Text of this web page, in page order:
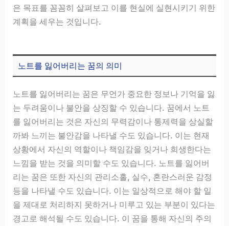
은 목표를 꼼꼼히 살펴보고 이를 현실에 실현시키기 위한
계획을 세우는 것입니다.
노트를 잃어버리는 꿈의 의미
노트를 잃어버리는 꿈은 무언가 중요한 정보나 기억을 잃
는 두려움이나 불안을 상징할 수 있습니다. 꿈에서 노트
를 잃어버리는 것은 자신의 무력감이나 통제력을 상실할
까봐 느끼는 불안감을 나타낼 수도 있습니다. 이는 현재
상황에서 자신의 역할이나 책임감을 잊거나 희생한다는
느낌을 받는 것을 의미할 수도 있습니다. 노트를 잃어버
리는 꿈은 또한 자신의 관리소홀, 실수, 혼란스러운 감정
등을 나타낼 수도 있습니다. 이는 일상적으로 해야 할 일
을 제대로 처리하지 못하거나 미루고 있는 부분이 있다는
경고로 해석될 수도 있습니다. 이 꿈을 통해 자신의 주의